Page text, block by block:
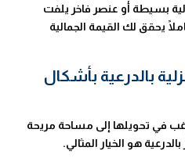
بسيطة أو عنصر فاخر يلفت
يحقق لك القيمة الجمالية
بالدرعية بأشكال
في تحويلها إلى مساحة مريحة
هو الخيار المثالي.